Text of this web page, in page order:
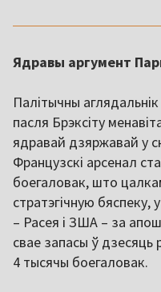
Ядравы аргумент
Палітычны
пасля Брэксіту
ядравай дзяржавай у
Французскі арсенал
боегаловак, што
стратэгічную бяспеку,
– Расея і ЗША – за
свае запасы ў
4 тысячы боегаловак.